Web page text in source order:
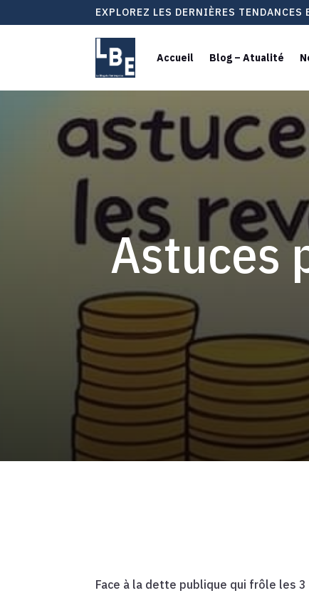
EXPLOREZ LES DERNIÈRES
Accueil Blog – Atualité
Astuces
Face à la dette publique qui frôle les